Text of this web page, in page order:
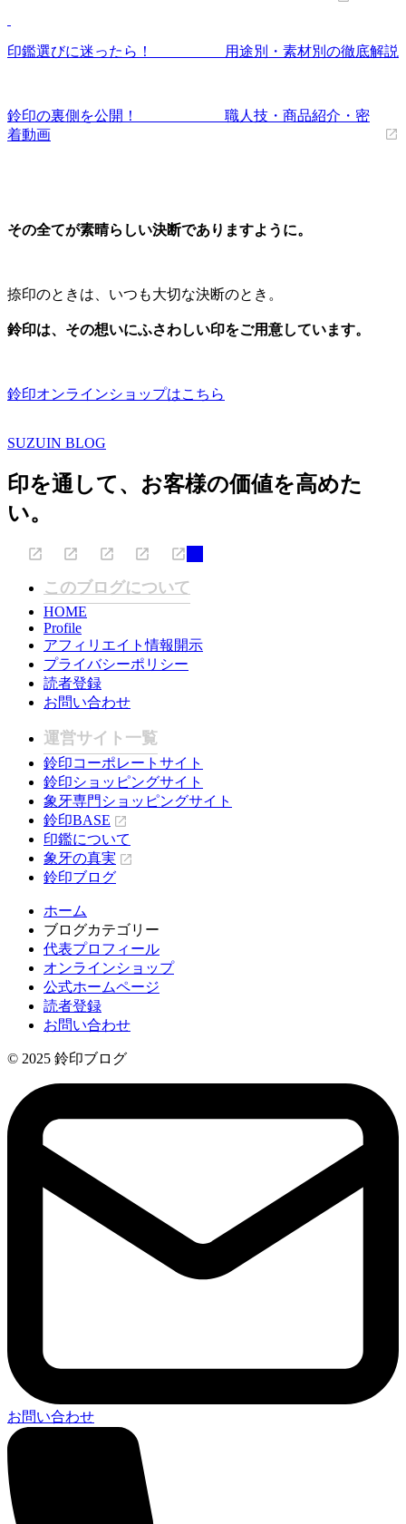
印鑑選びに迷ったら！ 用途別・素材別の徹底解説
鈴印の裏側を公開！ 職人技・商品紹介・密
着動画
その全てが素晴らしい決断でありますように。
捺印のときは、いつも大切な決断のとき。
鈴印は、その想いにふさわしい印をご用意しています。
鈴印オンラインショップはこちら
SUZUIN BLOG
印を通して、お客様の価値を高めた
い。
このブログについて
HOME
Profile
アフィリエイト情報開示
プライバシーポリシー
読者登録
お問い合わせ
運営サイト一覧
鈴印コーポレートサイト
鈴印ショッピングサイト
象牙専門ショッピングサイト
鈴印BASE
印鑑について
象牙の真実
鈴印ブログ
ホーム
ブログカテゴリー
代表プロフィール
オンラインショップ
公式ホームページ
読者登録
お問い合わせ
© 2025 鈴印ブログ
お問い合わせ